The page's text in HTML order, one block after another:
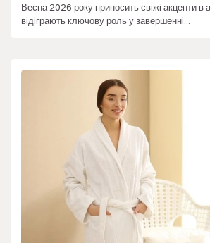
Весна 2026 року приносить свіжі акценти в
відіграють ключову роль у завершенні…